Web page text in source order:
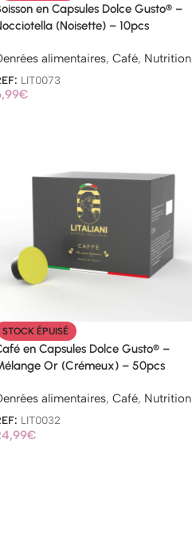
en Capsules Dolce Gusto® –
(Noisette) – 10pcs
alimentaires, Café, Nutrition
LIT0073
€
STOCK ÉPUISÉ
en Capsules Dolce Gusto® –
Or (Crémeux) – 50pcs
alimentaires, Café, Nutrition
LIT0032
€